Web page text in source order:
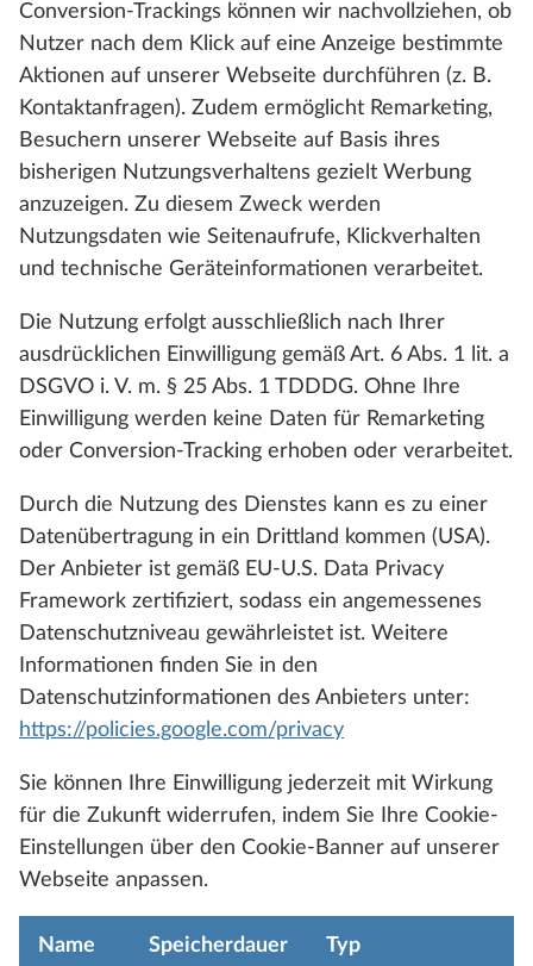
Conversion-Trackings können wir nachvollziehen, ob
Nutzer nach dem Klick auf eine Anzeige bestimmte
Aktionen auf unserer Webseite durchführen (z. B.
Kontaktanfragen). Zudem ermöglicht Remarketing,
Besuchern unserer Webseite auf Basis ihres
bisherigen Nutzungsverhaltens gezielt Werbung
anzuzeigen. Zu diesem Zweck werden
Nutzungsdaten wie Seitenaufrufe, Klickverhalten
und technische Geräteinformationen verarbeitet.
Die Nutzung erfolgt ausschließlich nach Ihrer
ausdrücklichen Einwilligung gemäß Art. 6 Abs. 1 lit. a
DSGVO i. V. m. § 25 Abs. 1 TDDDG. Ohne Ihre
Einwilligung werden keine Daten für Remarketing
oder Conversion-Tracking erhoben oder verarbeitet.
Durch die Nutzung des Dienstes kann es zu einer
Datenübertragung in ein Drittland kommen (USA).
Der Anbieter ist gemäß EU-U.S. Data Privacy
Framework zertifiziert, sodass ein angemessenes
Datenschutzniveau gewährleistet ist. Weitere
Informationen finden Sie in den
Datenschutzinformationen des Anbieters unter:
https://policies.google.com/privacy
Sie können Ihre Einwilligung jederzeit mit Wirkung
für die Zukunft widerrufen, indem Sie Ihre Cookie-
Einstellungen über den Cookie-Banner auf unserer
Webseite anpassen.
Name Speicherdauer Typ